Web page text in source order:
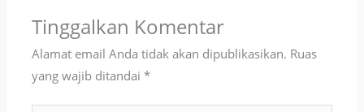
Tinggalkan Komentar
Alamat email Anda tidak akan dipublikasikan. Ruas
yang wajib ditandai*